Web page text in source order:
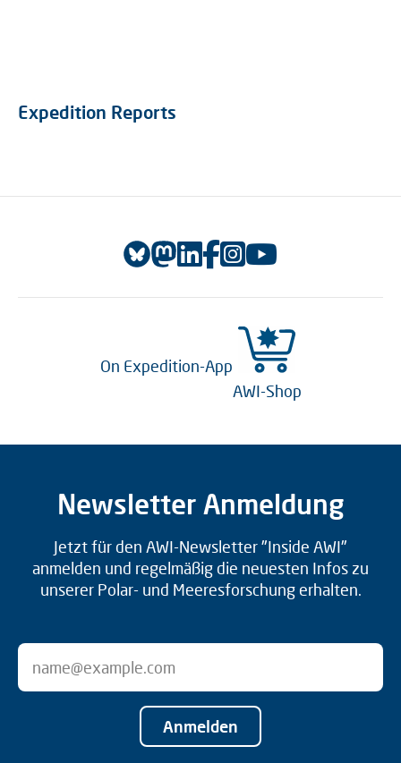
Expedition Reports
On Expedition-App
AWI-Shop
Newsletter Anmeldung
Jetzt für den AWI-Newsletter "Inside AWI"
anmelden und regelmäßig die neuesten Infos zu
unserer Polar- und Meeresforschung erhalten.
Anmelden